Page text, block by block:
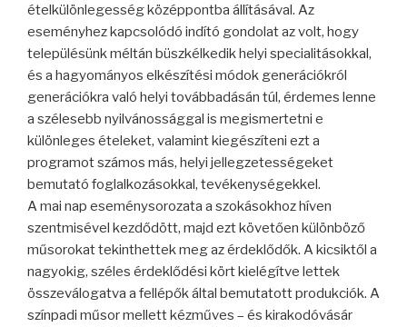
ételkülönlegesség középpontba állításával. Az
eseményhez kapcsolódó indító gondolat az volt, hogy
településünk méltán büszkélkedik helyi specialitásokkal,
és a hagyományos elkészítési módok generációkról
generációkra való helyi továbbadásán túl, érdemes lenne
a szélesebb nyilvánossággal is megismertetni e
különleges ételeket, valamint kiegészíteni ezt a
programot számos más, helyi jellegzetességeket
bemutató foglalkozásokkal, tevékenységekkel.
A mai nap eseménysorozata a szokásokhoz híven
szentmisével kezdődött, majd ezt követően különböző
műsorokat tekinthettek meg az érdeklődők. A kicsiktől a
nagyokig, széles érdeklődési kört kielégítve lettek
összeválogatva a fellépők által bemutatott produkciók. A
színpadi műsor mellett kézműves – és kirakodóvásár